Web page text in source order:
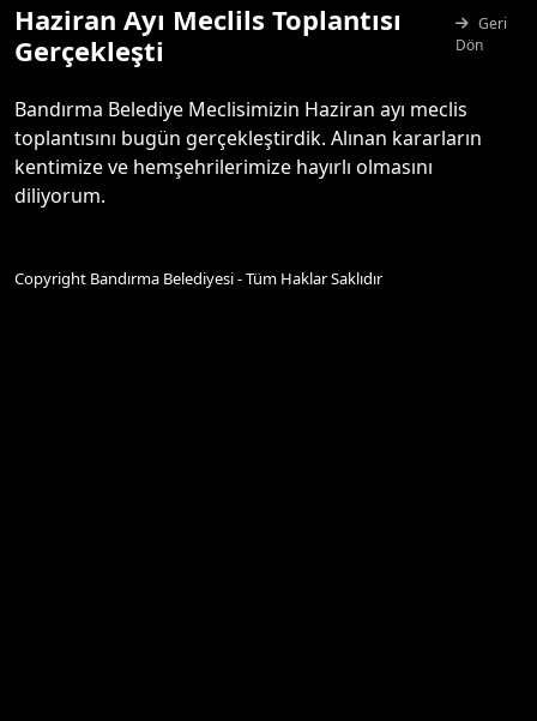
Haziran Ayı Meclils Toplantısı
Gerçekleşti
Geri
Dön
Bandırma Belediye Meclisimizin Haziran ayı meclis
toplantısını bugün gerçekleştirdik. Alınan kararların
kentimize ve hemşehrilerimize hayırlı olmasını
diliyorum.
Copyright Bandırma Belediyesi - Tüm Haklar Saklıdır